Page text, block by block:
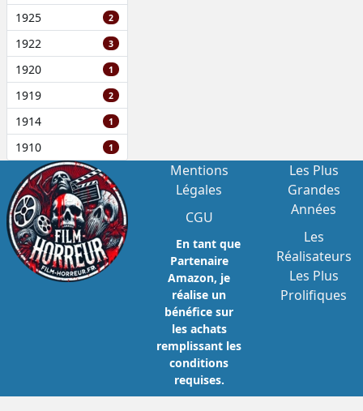
1925 2
1922 3
1920 1
1919 2
1914 1
1910 1
Mentions
Légales
CGU
En tant que
Partenaire
Amazon, je
réalise un
bénéfice sur
les achats
remplissant les
conditions
requises.
Les Plus
Grandes
Années
Les
Réalisateurs
Les Plus
Prolifiques